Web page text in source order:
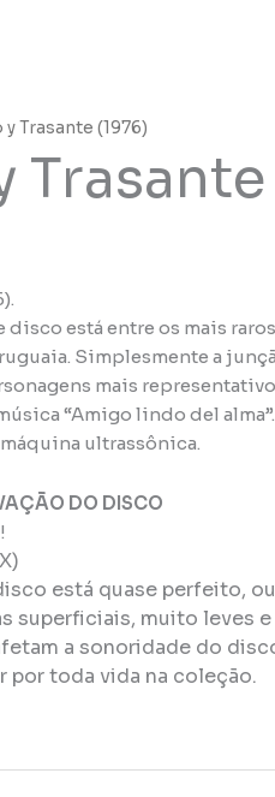
Trasante (1976)
Trasante
disco está entre os mais
Simplesmente a
mais
“Amigo lindo del alma”.
ultrassônica.
DO DISCO
está quase perfeito,
superficiais, muito leves e
a sonoridade do
por toda vida na coleção.